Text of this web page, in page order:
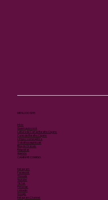
MENU DO SITE:
Início
Quem guia você
Leitura de Cartas Baralho Cigano
Curso de Baralho Cigano
Limpeza energética
Respostas
Agenda
CAMINHE COMIGO:
Instagram
Facebook
Threads
Youtube